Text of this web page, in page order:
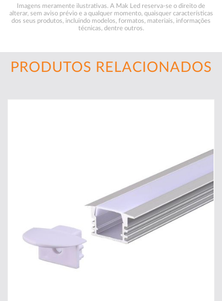
Imagens meramente ilustrativas. A Mak Led reserva-se o direito de
alterar, sem aviso prévio e a qualquer momento, quaisquer características
dos seus produtos, incluindo modelos, formatos, materiais, informações
técnicas, dentre outros.
PRODUTOS RELACIONADOS